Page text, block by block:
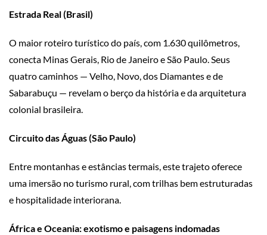
Estrada Real (Brasil)
O maior roteiro turístico do país, com 1.630 quilômetros,
conecta Minas Gerais, Rio de Janeiro e São Paulo. Seus
quatro caminhos — Velho, Novo, dos Diamantes e de
Sabarabuçu — revelam o berço da história e da arquitetura
colonial brasileira.
Circuito das Águas (São Paulo)
Entre montanhas e estâncias termais, este trajeto oferece
uma imersão no turismo rural, com trilhas bem estruturadas
e hospitalidade interiorana.
África e Oceania: exotismo e paisagens indomadas